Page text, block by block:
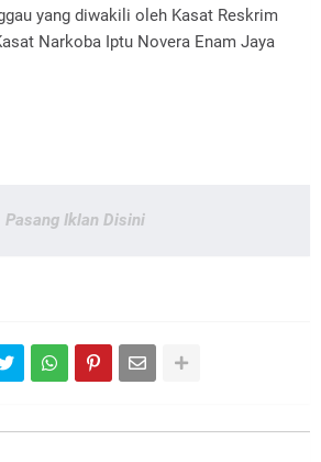
yang diwakili oleh Kasat Reskrim
Narkoba Iptu Novera Enam Jaya
Pasang Iklan Disini